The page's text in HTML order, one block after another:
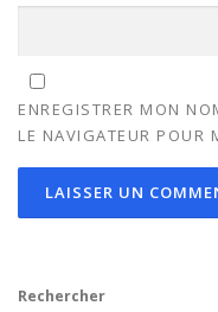
ENREGISTRER MON
LE NAVIGATEUR POUR
Rechercher